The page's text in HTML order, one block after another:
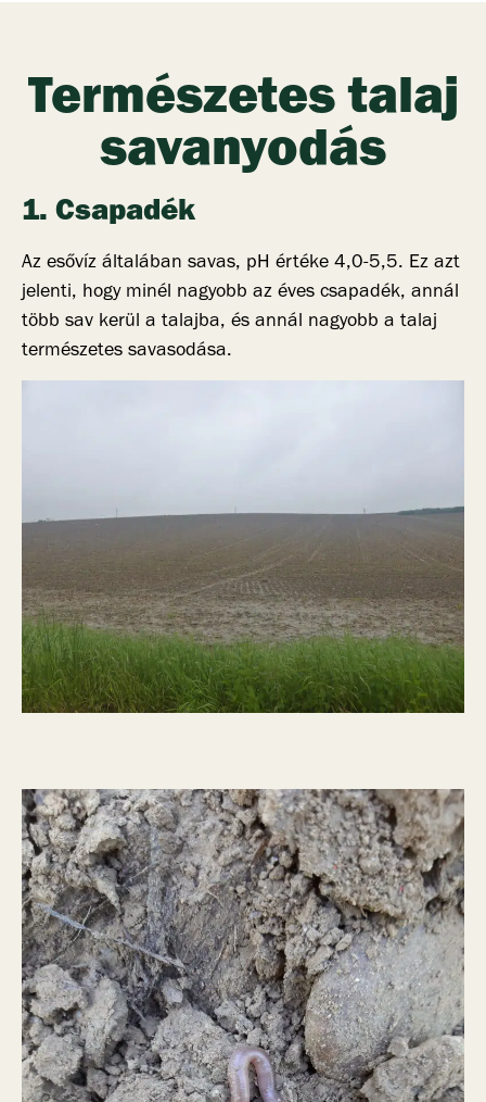
Természetes talaj
savanyodás
1. Csapadék
Az esővíz általában savas, pH értéke 4,0-5,5. Ez azt
jelenti, hogy minél nagyobb az éves csapadék, annál
több sav kerül a talajba, és annál nagyobb a talaj
természetes savasodása.